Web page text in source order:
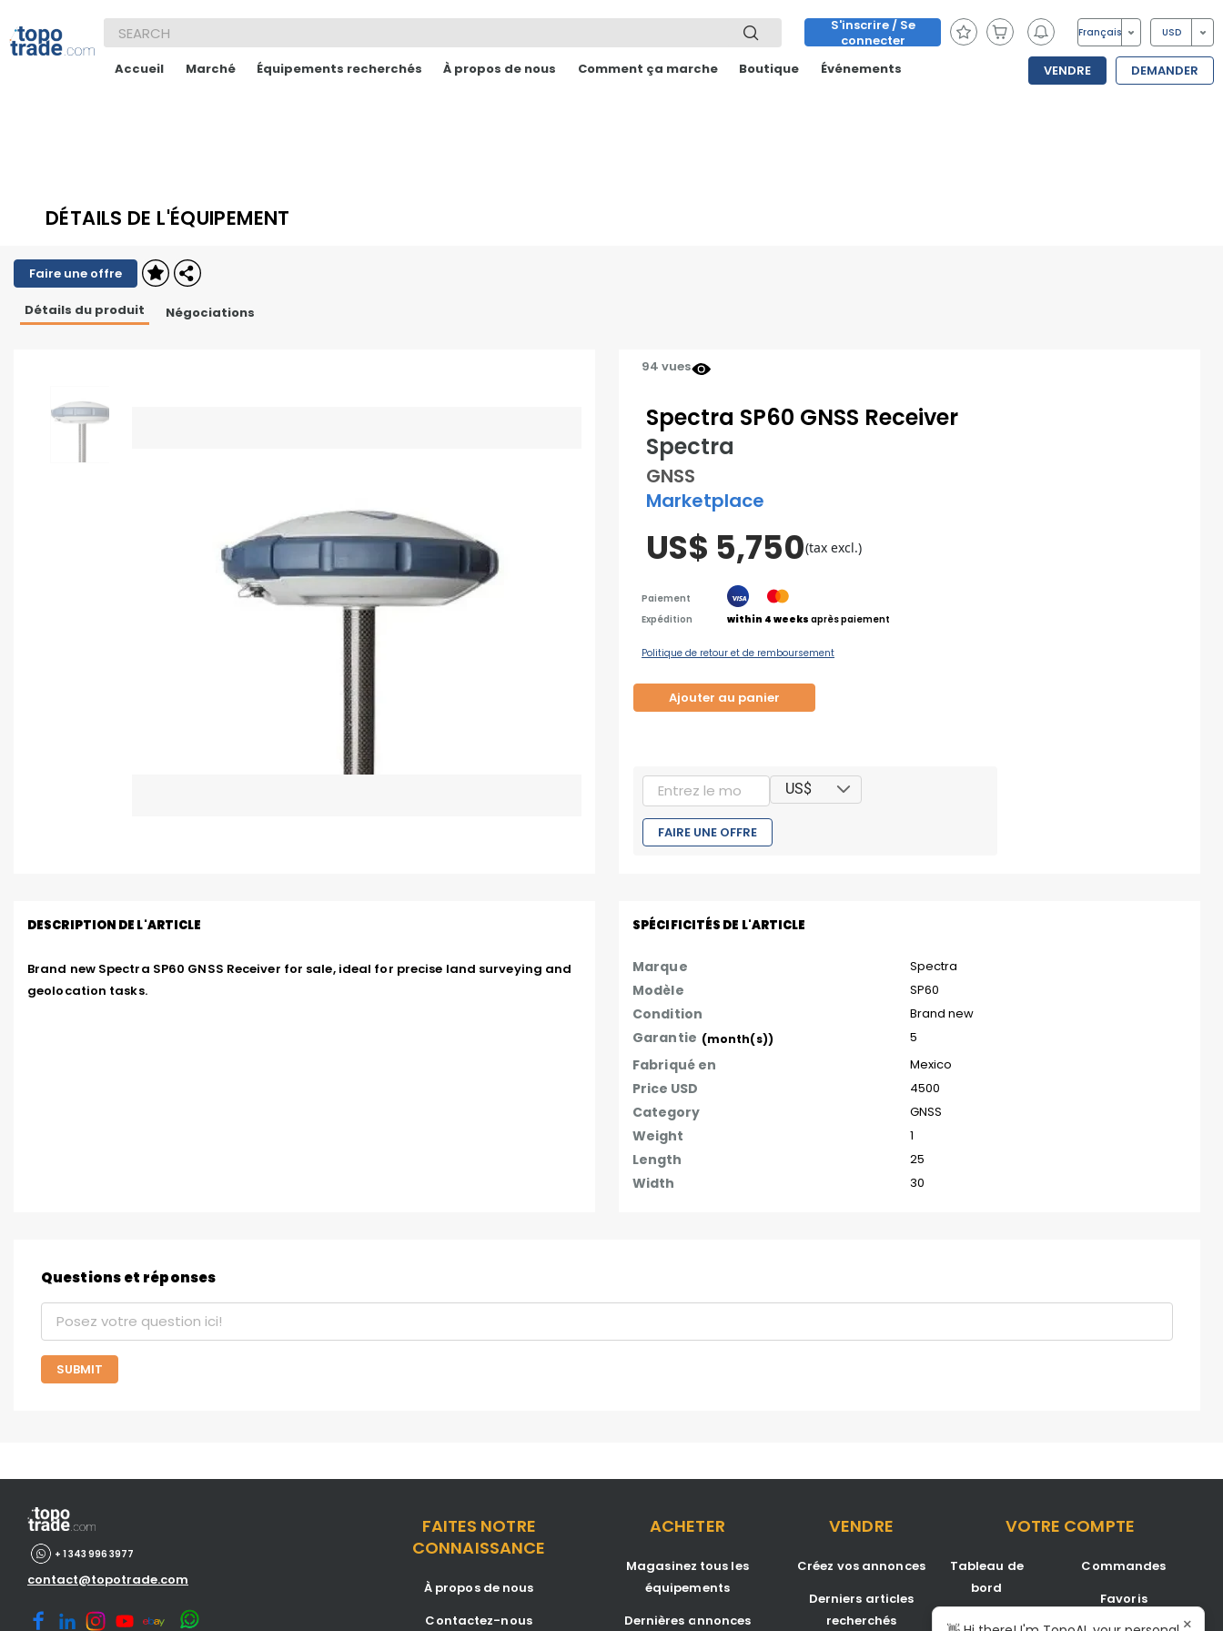
S'inscrire / Se
connecter
Français USD
Accueil Marché Équipements recherchés À propos de nous Comment ça marche Boutique Événements VENDRE DEMANDER
DÉTAILS DE L'ÉQUIPEMENT
Faire une offre
Détails du produit Négociations
94 vues
Spectra SP60 GNSS Receiver
Spectra
GNSS
Marketplace
US$ 5,750(tax excl.)
Paiement
Expédition
within 4 weeks après paiement
Politique de retour et de remboursement
Ajouter au panier
US$
FAIRE UNE OFFRE
DESCRIPTION DE L'ARTICLE
Brand new Spectra SP60 GNSS Receiver for sale, ideal for precise land surveying and
geolocation tasks.
SPÉCIFICITÉS DE L'ARTICLE
Marque Spectra
Modèle SP60
Condition Brand new
Garantie (month(s)) 5
Fabriqué en Mexico
Price USD 4500
Category GNSS
Weight 1
Length 25
Width 30
Questions et réponses
SUBMIT
+ 1 343 996 3977
contact@topotrade.com
FAITES NOTRE
CONNAISSANCE
À propos de nous
Contactez-nous
ACHETER
Magasinez tous les
équipements
Dernières annonces
VENDRE
Créez vos annonces
Derniers articles
recherchés
VOTRE COMPTE
Tableau de
bord
Annonces
Commandes
Favoris
×